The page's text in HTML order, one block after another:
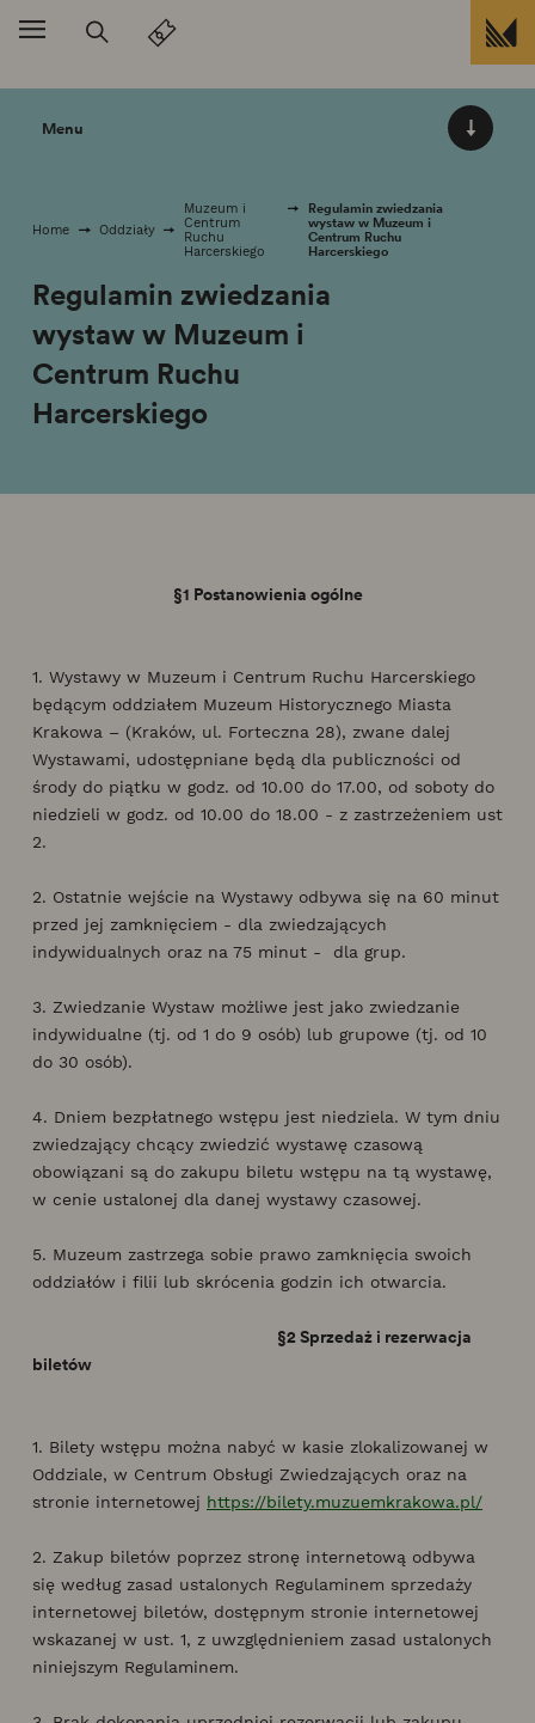
Przejdź do treści
Menu
Home Oddziały
Muzeum i
Centrum
Ruchu
Harcerskiego
Regulamin zwiedzania
wystaw w Muzeum i
Centrum Ruchu
Harcerskiego
Regulamin zwiedzania
wystaw w Muzeum i
Centrum Ruchu
Harcerskiego
§1 Postanowienia ogólne
1. Wystawy w Muzeum i Centrum Ruchu Harcerskiego
będącym oddziałem Muzeum Historycznego Miasta
Krakowa – (Kraków, ul. Forteczna 28), zwane dalej
Wystawami, udostępniane będą dla publiczności od
środy do piątku w godz. od 10.00 do 17.00, od soboty do
niedzieli w godz. od 10.00 do 18.00 - z zastrzeżeniem ust
2.
2. Ostatnie wejście na Wystawy odbywa się na 60 minut
przed jej zamknięciem - dla zwiedzających
indywidualnych oraz na 75 minut - dla grup.
3. Zwiedzanie Wystaw możliwe jest jako zwiedzanie
indywidualne (tj. od 1 do 9 osób) lub grupowe (tj. od 10
do 30 osób).
4. Dniem bezpłatnego wstępu jest niedziela. W tym dniu
zwiedzający chcący zwiedzić wystawę czasową
obowiązani są do zakupu biletu wstępu na tą wystawę,
w cenie ustalonej dla danej wystawy czasowej.
5. Muzeum zastrzega sobie prawo zamknięcia swoich
oddziałów i filii lub skrócenia godzin ich otwarcia.
§2 Sprzedaż i rezerwacja
biletów
1. Bilety wstępu można nabyć w kasie zlokalizowanej w
Oddziale, w Centrum Obsługi Zwiedzających oraz na
stronie internetowej https://bilety.muzuemkrakowa.pl/
2. Zakup biletów poprzez stronę internetową odbywa
się według zasad ustalonych Regulaminem sprzedaży
internetowej biletów, dostępnym stronie internetowej
wskazanej w ust. 1, z uwzględnieniem zasad ustalonych
niniejszym Regulaminem.